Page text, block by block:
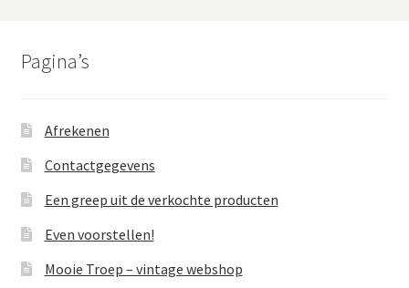
Pagina’s
Afrekenen
Contactgegevens
Een greep uit de verkochte producten
Even voorstellen!
Mooie Troep – vintage webshop